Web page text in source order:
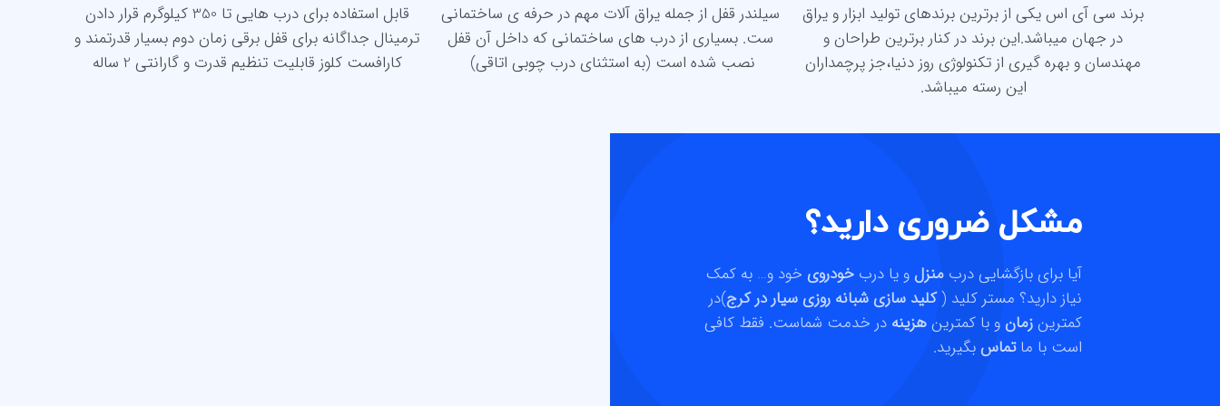
برند سی آی اس یکی از برترین برندهای تولید ابزار و یراق
در جهان میباشد.این برند در کنار برترین طراحان و
مهندسان و بهره گیری از تکنولوژی روز دنیا،جز پرچمداران
این رسته میباشد.
سیلندر قفل از جمله یراق آلات مهم در حرفه ی ساختمانی
ست. بسیاری از درب های ساختمانی که داخل آن قفل
نصب شده است (به استثنای درب چوبی اتاقی)
قابل استفاده برای درب هایی تا 350 کیلوگرم قرار دادن
ترمینال جداگانه برای قفل برقی زمان دوم بسیار قدرتمند و
کارافست کلوز قابلیت تنظیم قدرت و گارانتی 2 ساله
مشکل ضروری دارید؟
آیا برای بازگشایی درب منزلو یا درب خودروی خود و… به کمک
نیاز دارید؟ مستر کلید (کلید سازی شبانه روزی سیار در کرج)در
کمترینزمانو با کمترینهزینه در خدمت شماست. فقط کافی
است با ماتماسبگیرید.